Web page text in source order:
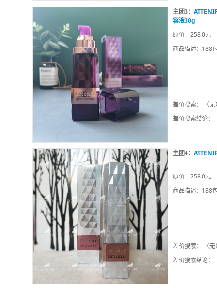
主团3：
容液30g
原价：258.0元
商品描述：188
差价搜索： （无
差价搜索结论：
主团4：
原价：258.0元
商品描述：188
差价搜索： （无
差价搜索结论：